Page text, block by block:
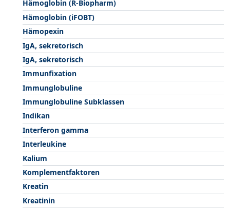
Hämoglobin (R-Biopharm)
Hämoglobin (iFOBT)
Hämopexin
IgA, sekretorisch
IgA, sekretorisch
Immunfixation
Immunglobuline
Immunglobuline Subklassen
Indikan
Interferon gamma
Interleukine
Kalium
Komplementfaktoren
Kreatin
Kreatinin